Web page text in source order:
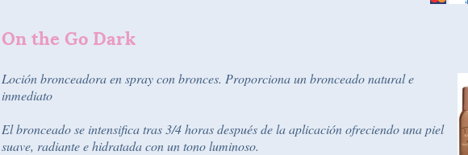
On the Go Dark
Loción bronceadora en spray con bronces. Proporciona un bronceado natural e
inmediato
El bronceado se intensifica tras 3/4 horas después de la aplicación ofreciendo una piel
suave, radiante e hidratada con un tono luminoso.